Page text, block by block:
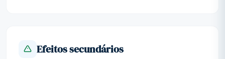
Efeitos secundários